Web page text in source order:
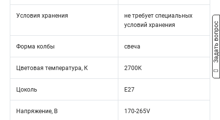
Условия хранения
не требует специальных
условий хранения
Форма колбы свеча
Цветовая температура, К 2700K
Цоколь Е27
Напряжение, В 170-265V
Задать вопрос